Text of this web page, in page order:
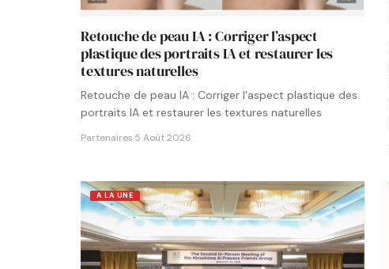
Retouche de peau IA : Corriger l’aspect
plastique des portraits IA et restaurer les
textures naturelles
Retouche de peau IA : Corriger l'aspect plastique des
portraits IA et restaurer les textures naturelles
Partenaires·5 Août 2026
A LA UNE